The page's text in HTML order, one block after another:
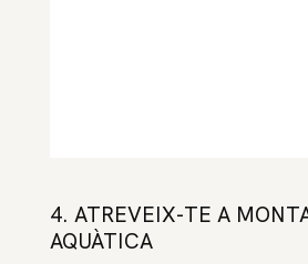
4. ATREVEIX-TE A
AQUÀTICA